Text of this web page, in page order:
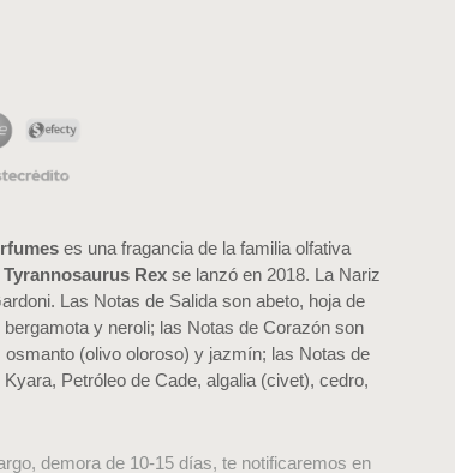
es una fragancia de la familia olfativa
Tyrannosaurus Rex se lanzó en 2018. La Nariz
Las Notas de Salida son abeto, hoja de
y neroli; las Notas de Corazón son
(olivo oloroso) y jazmín; las Notas de
Petróleo de Cade, algalia (civet), cedro,
demora de 10-15 días, te notificaremos en